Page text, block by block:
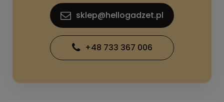
sklep@hellogadzet.pl
+48 733 367 006